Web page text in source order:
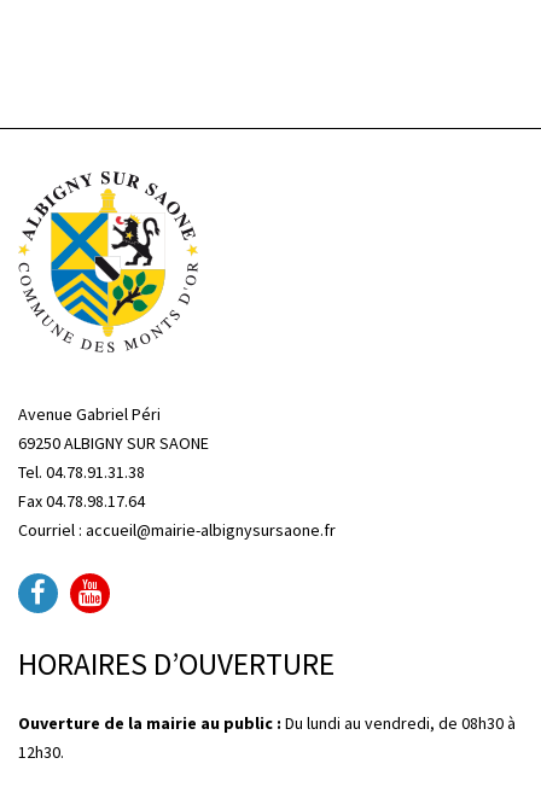
Avenue Gabriel Péri
69250 ALBIGNY SUR SAONE
Tel. 04.78.91.31.38
Fax 04.78.98.17.64
Courriel : accueil@mairie-albignysursaone.fr
HORAIRES D’OUVERTURE
Ouverture de la mairie au public : Du lundi au vendredi, de 08h30 à
12h30.